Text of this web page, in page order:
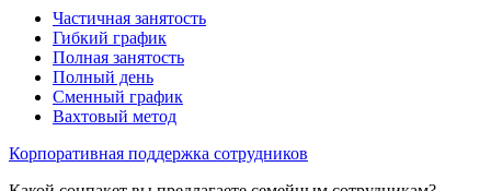
Частичная занятость
Гибкий график
Полная занятость
Полный день
Сменный график
Вахтовый метод
Корпоративная поддержка сотрудников